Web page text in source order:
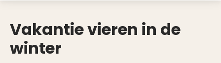
Vakantie vieren in de
winter